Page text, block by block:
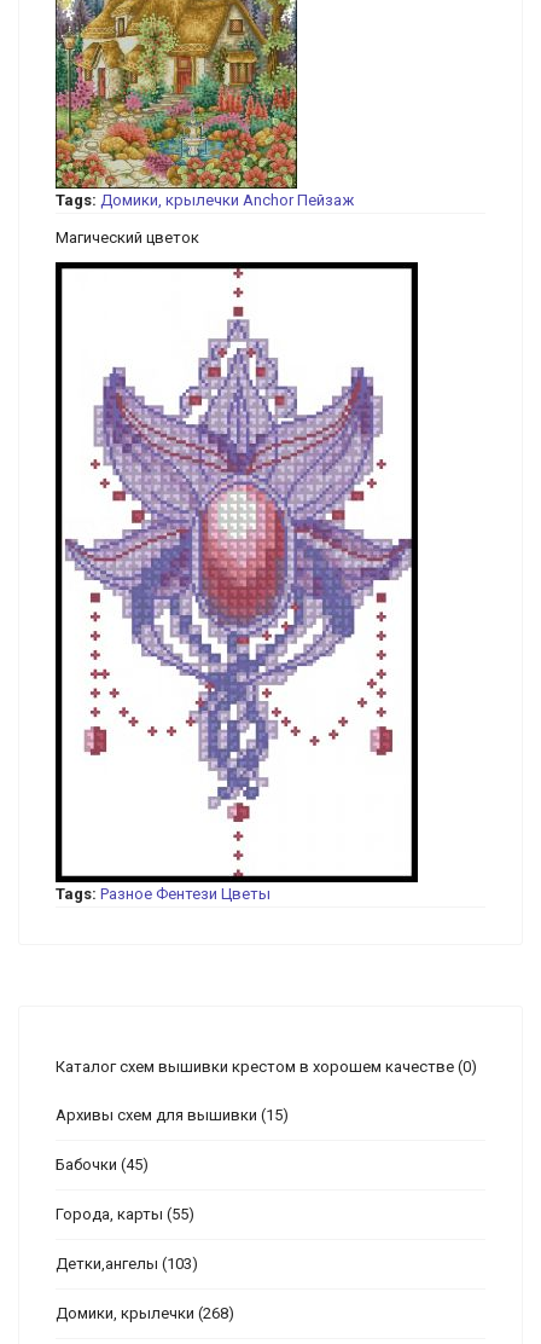
Tags: Домики, крылечки Anchor Пейзаж
Магический цветок
Tags: Разное Фентези Цветы
Каталог схем вышивки крестом в хорошем качестве (0)
Архивы схем для вышивки (15)
Бабочки (45)
Города, карты (55)
Детки,ангелы (103)
Домики, крылечки (268)